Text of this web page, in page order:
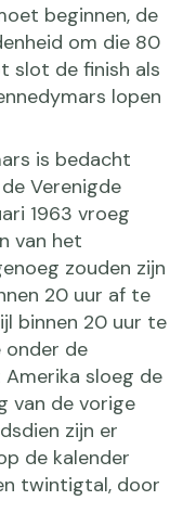
beginnen, de
om die 80
slot de finish als
lopen
is bedacht
Verenigde
1963 vroeg
van het
zouden zijn
20 uur af te
binnen 20 uur te
de
Amerika sloeg de
van de vorige
zijn er
de kalender
twintigtal, door